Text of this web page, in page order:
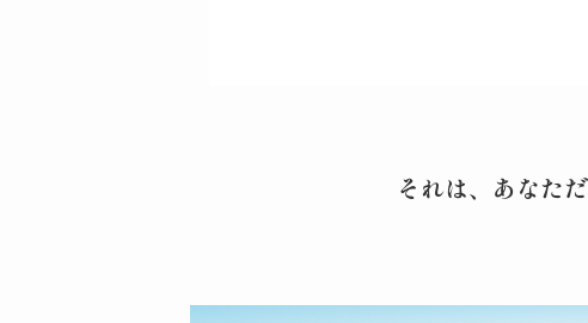
それは、あなた